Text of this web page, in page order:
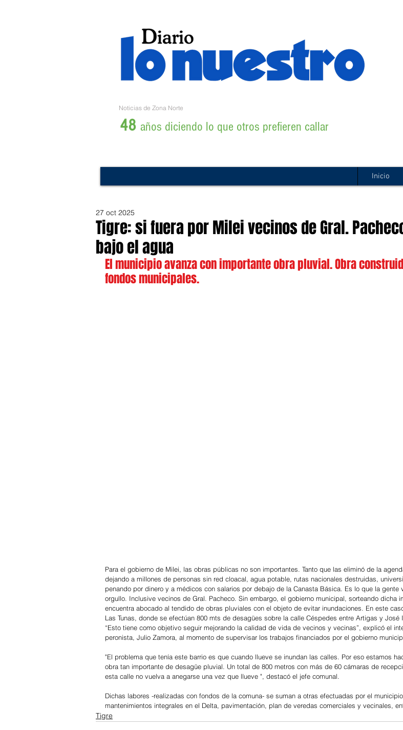
Noticias de Zona Norte
48 años diciendo lo que otros prefieren callar
Inicio
Tigre: si fuera por Milei vecinos de Gral.
bajo el agua
27 oct 2025
El municipio avanza con importante obra pluvial. Obra
fondos municipales.
Para el gobierno de Milei, las obras públicas no son importantes. Tanto que las eliminó de la
dejando a millones de personas sin red cloacal, agua potable, rutas nacionales destruidas,
penando por dinero y a médicos con salarios por debajo de la Canasta Básica. Es lo que la gente
orgullo. Inclusive vecinos de Gral. Pacheco. Sin embargo, el gobierno municipal, sorteando dicha
encuentra abocado al tendido de obras pluviales con el objeto de evitar inundaciones. En este
Las Tunas, donde se efectúan 800 mts de desagües sobre la calle Céspedes entre Artigas y José
“Esto tiene como objetivo seguir mejorando la calidad de vida de vecinos y vecinas”, explicó el
peronista, Julio Zamora, al momento de supervisar los trabajos financiados por el gobierno
"El problema que tenía este barrio es que cuando llueve se inundan las calles. Por eso estamos
obra tan importante de desagüe pluvial. Un total de 800 metros con más de 60 cámaras de
esta calle no vuelva a anegarse una vez que llueve ", destacó el jefe comunal.
Dichas labores -realizadas con fondos de la comuna- se suman a otras efectuadas por el
mantenimientos integrales en el Delta, pavimentación, plan de veredas comerciales y vecinales,
Tigre